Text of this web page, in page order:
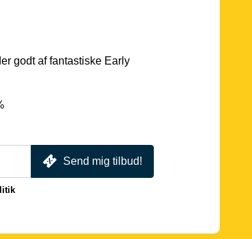
godt af fantastiske Early
Send mig tilbud!